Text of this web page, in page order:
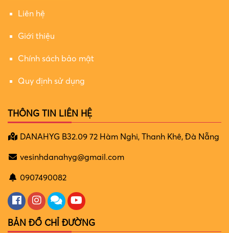
Liên hệ
Giới thiệu
Chính sách bảo mật
Quy định sử dụng
THÔNG TIN LIÊN HỆ
DANAHYG B32.09 72 Hàm Nghi, Thanh Khê, Đà Nẵng
vesinhdanahyg@gmail.com
0907490082
BẢN ĐỒ CHỈ ĐƯỜNG